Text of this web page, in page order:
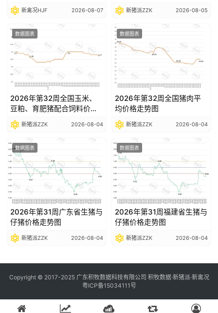
日
猪
价
新禽况HJF 2026-08-07 新猪派ZZK 2026-08-05
数据图表
2026年第32周全国玉米、
豆粕、育肥猪配合饲料价格
走势图
新猪派ZZK 2026-08-04
数据图表
2026年第32周全国猪肉平
均价格走势图
新猪派ZZK 2026-08-04
数据图表
2026年第31周广东省生猪与
仔猪价格走势图
新猪派ZZK 2026-08-04
数据图表
2026年第31周福建省生猪与
仔猪价格走势图
新猪派ZZK 2026-08-04
Copyright © 2017-2025 广东积牧数据科技有限公司 积牧数据·新猪派·新禽况
粤ICP备15034111号